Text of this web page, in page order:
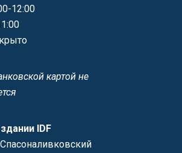
12:00
картой не
IDF